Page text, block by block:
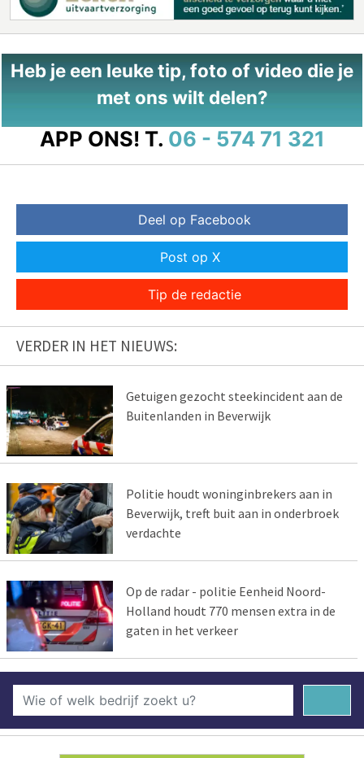
Heb je een leuke tip, foto of video die je
met ons wilt delen?
APP ONS! T. 06 - 574 71 321
Deel op Facebook
Post op X
Tip de redactie
VERDER IN HET NIEUWS:
Getuigen gezocht steekincident aan de
Buitenlanden in Beverwijk
Politie houdt woninginbrekers aan in
Beverwijk, treft buit aan in onderbroek
verdachte
Op de radar - politie Eenheid Noord-
Holland houdt 770 mensen extra in de
gaten in het verkeer